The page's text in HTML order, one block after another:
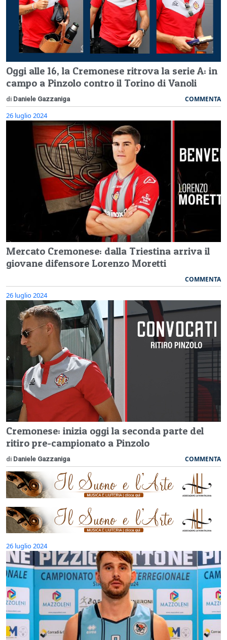
Oggi alle 16, la Cremonese ritrova la serie A: in
campo a Pinzolo contro il Torino di Vanoli
di Daniele Gazzaniga COMMENTA
26 luglio 2024
Mercato Cremonese: dalla Triestina arriva il
giovane difensore Lorenzo Moretti
COMMENTA
26 luglio 2024
Cremonese: inizia oggi la seconda parte del
ritiro pre-campionato a Pinzolo
di Daniele Gazzaniga COMMENTA
26 luglio 2024